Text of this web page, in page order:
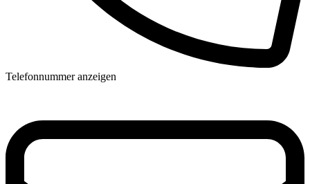
Telefonnummer anzeigen